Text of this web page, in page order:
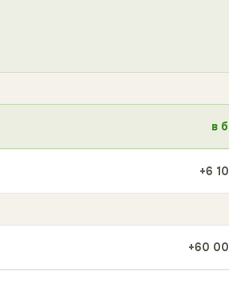
в
+6
+60